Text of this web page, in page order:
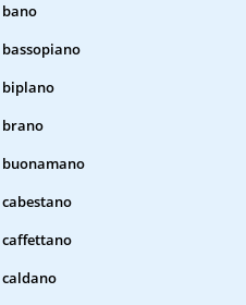
bano
bassopiano
biplano
brano
buonamano
cabestano
caffettano
caldano